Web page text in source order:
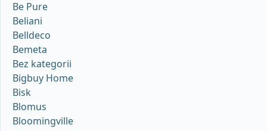
Be Pure
Beliani
Belldeco
Bemeta
Bez kategorii
Bigbuy Home
Bisk
Blomus
Bloomingville